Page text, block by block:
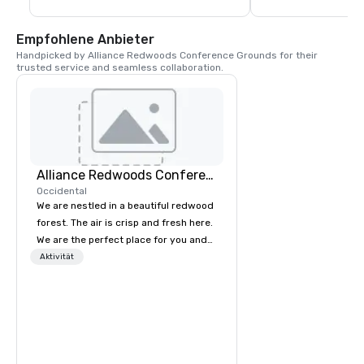
natürlich das
Union treffen sich
Empfohlene Anbieter
Handpicked by Alliance Redwoods Conference Grounds for their
trusted service and seamless collaboration.
Alliance Redwoods Conference Grounds
Occidental
We are nestled in a beautiful redwood
forest. The air is crisp and fresh here.
We are the perfect place for you and
your group to come get away from
Aktivität